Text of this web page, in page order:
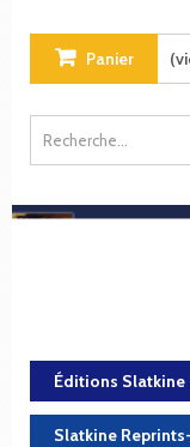
Panier
Éditions Slatkine
Slatkine